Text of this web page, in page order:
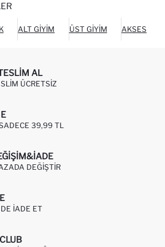
ALT GIYIM ÜST GIYIM AKSESUAR
AL
ÜCRETSIZ
39,99 TL
DEĞIŞTIR
IADE ET